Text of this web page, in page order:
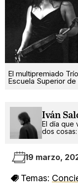
El multipremiado
Escuela Superior
Iván
El día que
dos
19 marzo,
Temas: